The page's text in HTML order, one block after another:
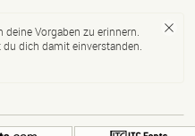
Vorgaben zu erinnern.
dich damit einverstanden.